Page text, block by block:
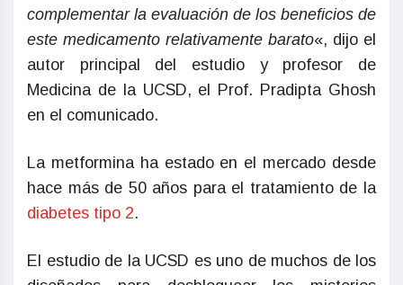
complementar la evaluación de los beneficios de
este medicamento relativamente barato«, dijo el
autor principal del estudio y profesor de
Medicina de la UCSD, el Prof. Pradipta Ghosh
en el comunicado.
La metformina ha estado en el mercado desde
hace más de 50 años para el tratamiento de la
diabetes tipo 2.
El estudio de la UCSD es uno de muchos de los